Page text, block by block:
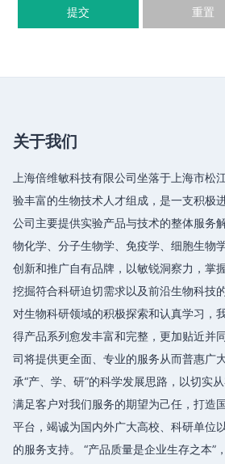
提交 重置
关于我们
上海倍维敏科技有限公司坐落于上海市松
验丰富的生物技术人才组成，是一支积极
公司主要提供实验产品与技术的整体服务
物化学、分子生物学、免疫学、细胞生物
创新和推广自有品牌，以敏锐洞察力，掌
挖掘符合科研迫切需求以及前沿生物科技
对生物科研领域的积极探索和认真学习，
得产品系列愈发丰富和完整，更加贴近并
司将提供更全面、专业的服务从而普惠广
承“产、学、研”的科学发展思路，以切实
满足客户对我们服务的期望为己任，打造
平台，竭诚为国内外广大高校、科研单位
的服务支持。 “产品质量是企业生存之本”